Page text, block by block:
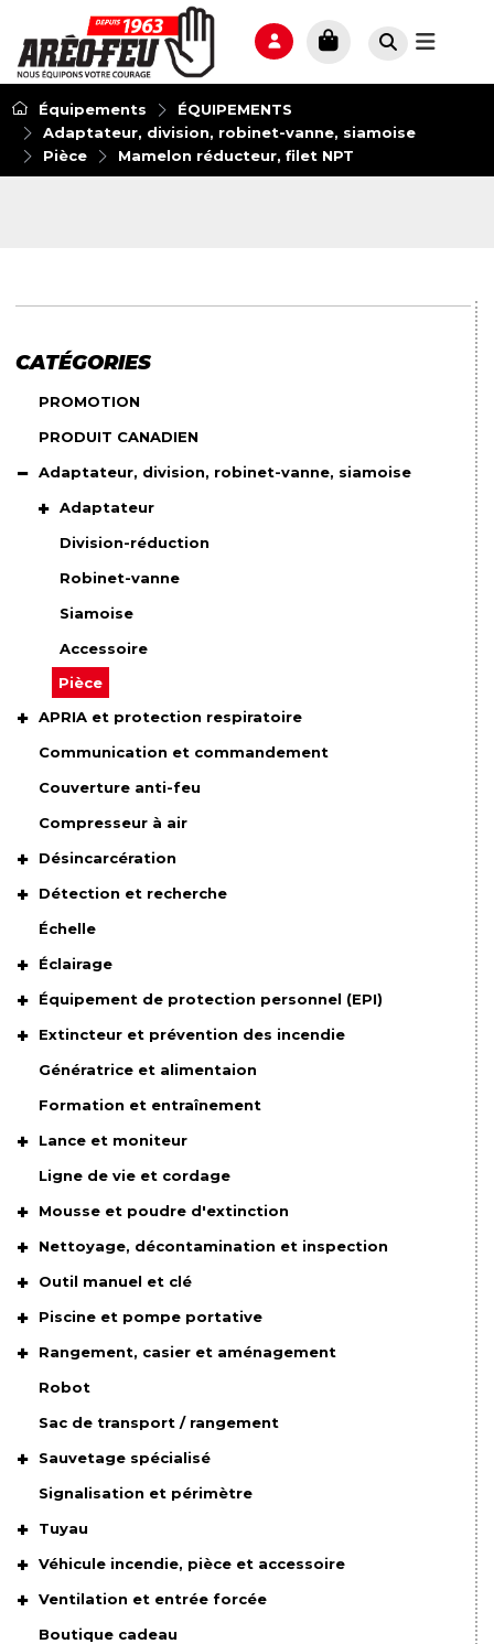
Équipements
ÉQUIPEMENTS
Adaptateur, division, robinet-vanne, siamoise
Pièce
Mamelon réducteur, filet NPT
CATÉGORIES
PROMOTION
PRODUIT CANADIEN
Adaptateur, division, robinet-vanne, siamoise
Adaptateur
Division-réduction
Robinet-vanne
Siamoise
Accessoire
Pièce
APRIA et protection respiratoire
Communication et commandement
Couverture anti-feu
Compresseur à air
Désincarcération
Détection et recherche
Échelle
Éclairage
Équipement de protection personnel (EPI)
Extincteur et prévention des incendie
Génératrice et alimentaion
Formation et entraînement
Lance et moniteur
Ligne de vie et cordage
Mousse et poudre d'extinction
Nettoyage, décontamination et inspection
Outil manuel et clé
Piscine et pompe portative
Rangement, casier et aménagement
Robot
Sac de transport / rangement
Sauvetage spécialisé
Signalisation et périmètre
Tuyau
Véhicule incendie, pièce et accessoire
Ventilation et entrée forcée
Boutique cadeau